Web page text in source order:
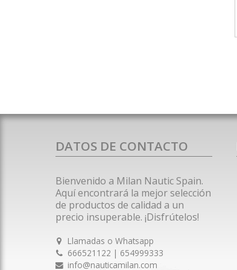
DATOS DE CONTACTO
Bienvenido a Milan Nautic Spain.
Aquí encontrará la mejor selección
de productos de calidad a un
precio insuperable. ¡Disfrútelos!
Llamadas o Whatsapp
666521122 | 654999333
info@nauticamilan.com